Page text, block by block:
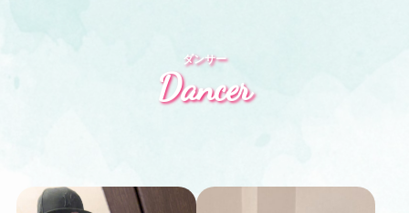
Dancer
ダンサー